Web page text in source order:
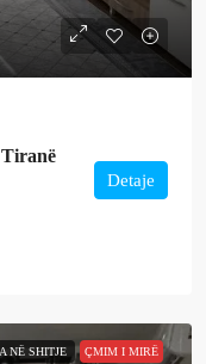
Detaje
NË SHITJE ÇMIM I MIRË